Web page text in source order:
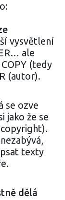
vysvětlení
ale
(tedy
(autor).
se ozve
jako že se
texty
dělá